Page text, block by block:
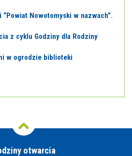
Nowotomyski w nazwach”.
z cyklu Godziny dla Rodziny
w ogrodzie biblioteki
otwarcia